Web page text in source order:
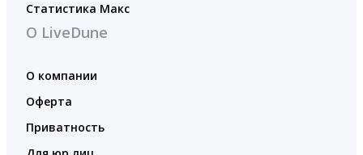
Статистика Макс
О LiveDune
О компании
Оферта
Приватность